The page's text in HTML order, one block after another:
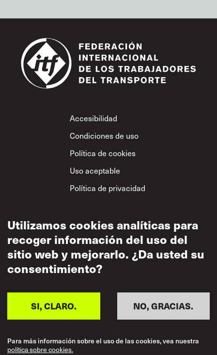
Footer
Accesibilidad
Condiciones de uso
Política de cookies
Uso aceptable
Política de privacidad
Utilizamos cookies analíticas para
recoger información del uso del
sitio web y mejorarlo. ¿Da usted su
consentimiento?
NO, GRACIAS.
SI, CLARO.
Para más información sobre el uso de las cookies, vea nuestra
política sobre cookies.